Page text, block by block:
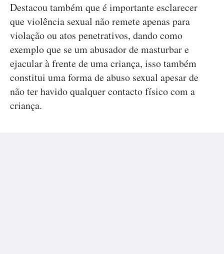
Destacou também que é importante esclarecer
que violência sexual não remete apenas para
violação ou atos penetrativos, dando como
exemplo que se um abusador de masturbar e
ejacular à frente de uma criança, isso também
constitui uma forma de abuso sexual apesar de
não ter havido qualquer contacto físico com a
criança.